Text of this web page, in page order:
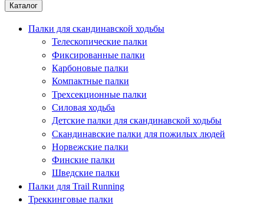
Каталог
Палки для скандинавской ходьбы
Телескопические палки
Фиксированные палки
Карбоновые палки
Компактные палки
Трехсекционные палки
Силовая ходьба
Детские палки для скандинавской ходьбы
Скандинавские палки для пожилых людей
Норвежские палки
Финские палки
Шведские палки
Палки для Trail Running
Треккинговые палки